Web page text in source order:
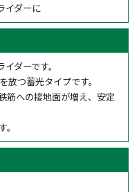
イダーに
ダーです。
つ蓄光タイプです。
筋への接地面が増え、安定